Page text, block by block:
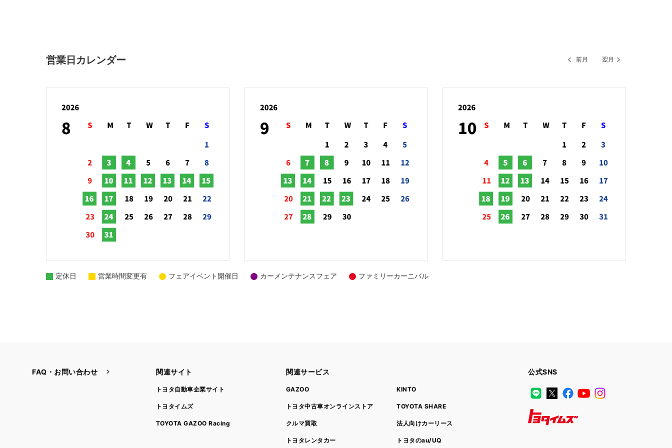
営業日カレンダー 前月 翌月
定休日 営業時間変更有 フェアイベント開催日 カーメンテナンスフェア ファミリーカーニバル
FAQ・お問い合わせ 関連サイト
トヨタ自動車企業サイト
トヨタイムズ
TOYOTA GAZOO Racing
関連サービス
GAZOO
トヨタ中古車オンラインストア
クルマ買取
トヨタレンタカー
KINTO
TOYOTA SHARE
法人向けカーリース
トヨタのau/UQ
公式SNS
LINE
X FacebookYouTube